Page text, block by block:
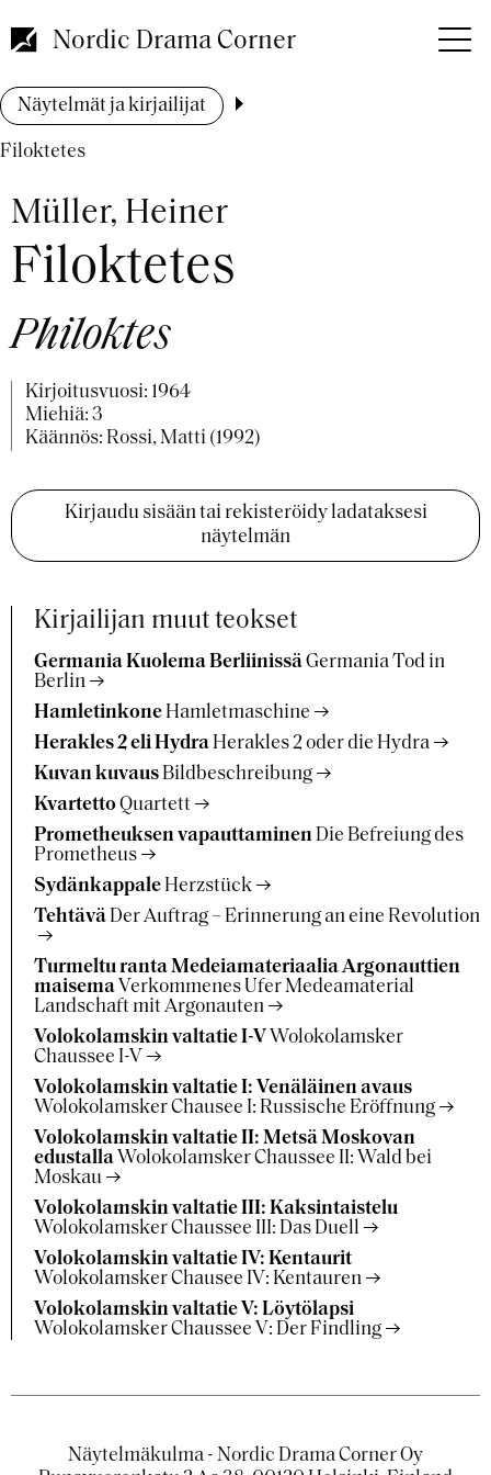
pääsisältöön
Nordic Drama Corner
Murupolku
Näytelmät ja kirjailijat
Filoktetes
Müller, Heiner
Filoktetes
Philoktes
Kirjoitusvuosi: 1964
Miehiä: 3
Käännös: Rossi, Matti (1992)
Kirjaudu sisään tai rekisteröidy ladataksesi
näytelmän
Kirjailijan muut teokset
Germania Kuolema BerliinissäGermania Tod in
Berlin
Hamletinkone Hamletmaschine
Herakles 2 eli Hydra Herakles 2 oder die Hydra
Kuvan kuvaus Bildbeschreibung
KvartettoQuartett
Prometheuksen vapauttaminen Die Befreiung des
Prometheus
Sydänkappale Herzstück
Tehtävä Der Auftrag – Erinnerung an eine Revolution
Turmeltu ranta Medeiamateriaalia Argonauttien
maisema Verkommenes Ufer Medeamaterial
Landschaft mit Argonauten
Volokolamskin valtatie I-V Wolokolamsker
Chaussee I-V
Volokolamskin valtatie I: Venäläinen avaus
Wolokolamsker Chausee I: Russische Eröffnung
Volokolamskin valtatie II: Metsä Moskovan
edustalla Wolokolamsker Chaussee II: Wald bei
Moskau
Volokolamskin valtatie III: Kaksintaistelu
Wolokolamsker Chaussee III: Das Duell
Volokolamskin valtatie IV: Kentaurit
Wolokolamsker Chausee IV: Kentauren
Volokolamskin valtatie V: Löytölapsi
Wolokolamsker Chaussee V: Der Findling
Näytelmäkulma - Nordic Drama Corner Oy